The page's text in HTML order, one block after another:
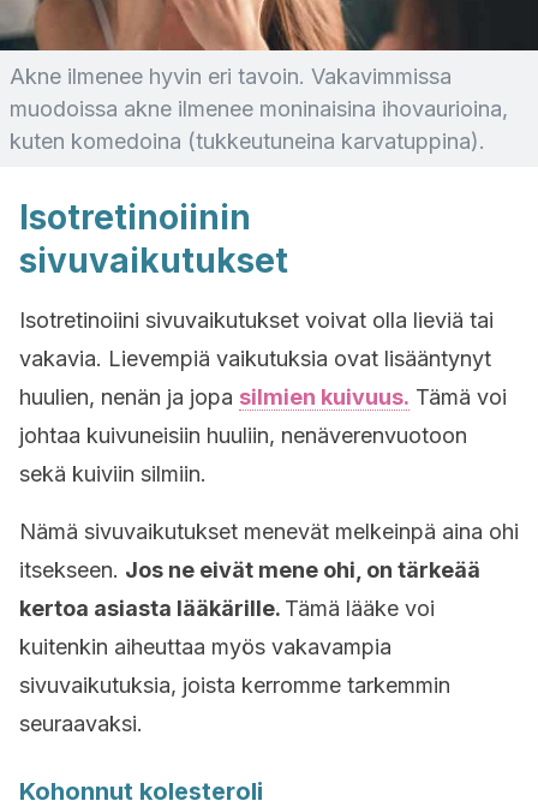
Akne ilmenee hyvin eri tavoin. Vakavimmissa
muodoissa akne ilmenee moninaisina ihovaurioina,
kuten komedoina (tukkeutuneina karvatuppina).
Isotretinoiinin
sivuvaikutukset
Isotretinoiini sivuvaikutukset voivat olla lieviä tai
vakavia. Lievempiä vaikutuksia ovat lisääntynyt
huulien, nenän ja jopa silmien kuivuus. Tämä voi
johtaa kuivuneisiin huuliin, nenäverenvuotoon
sekä kuiviin silmiin.
Nämä sivuvaikutukset menevät melkeinpä aina ohi
itsekseen. Jos ne eivät mene ohi, on tärkeää
kertoa asiasta lääkärille. Tämä lääke voi
kuitenkin aiheuttaa myös vakavampia
sivuvaikutuksia, joista kerromme tarkemmin
seuraavaksi.
Kohonnut kolesteroli